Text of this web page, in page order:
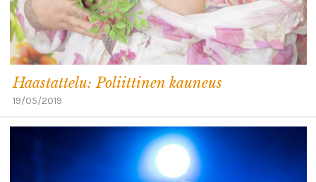
Haastattelu: Poliittinen kauneus
19/05/2019